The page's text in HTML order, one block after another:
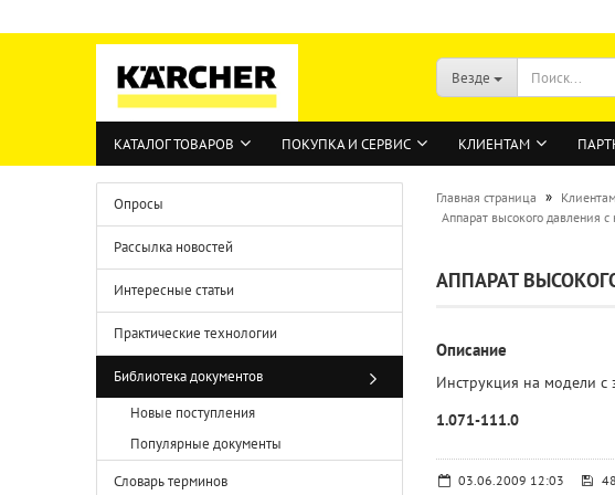
Везде
КАТАЛОГ ТОВАРОВ ПОКУПКА И СЕРВИС КЛИЕНТАМ
Главная страница » Клиентам
Аппарат высокого давления
АППАРАТ
Описание
Инструкция на модели с
1.071-111.0
03.06.2009 12:03
Опросы
Рассылка новостей
Интересные статьи
Практические технологии
Библиотека документов
Новые поступления
Популярные документы
Словарь терминов